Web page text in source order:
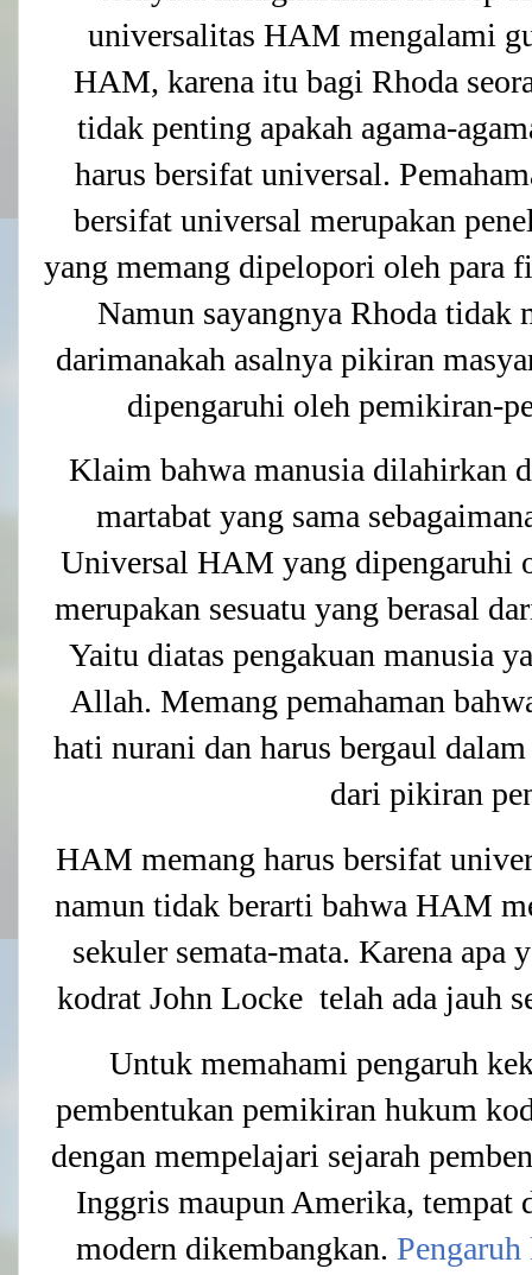
universalitas HAM mengalami
HAM, karena itu bagi Rhoda
tidak penting apakah agama-
harus bersifat universal.
bersifat universal merupakan
yang memang dipelopori oleh para
Namun sayangnya Rhoda tidak
darimanakah asalnya pikiran
dipengaruhi oleh pemikiran-
Klaim bahwa manusia dilahirkan
martabat yang sama
Universal HAM yang dipengaruhi
merupakan sesuatu yang berasal
Yaitu diatas pengakuan manusia
Allah. Memang pemahaman
hati nurani dan harus bergaul
dari pikiran
HAM memang harus bersifat
namun tidak berarti bahwa HAM
sekuler semata-mata. Karena apa
kodrat John Locke telah ada jauh
Untuk memahami pengaruh
pembentukan pemikiran hukum
dengan mempelajari sejarah
Inggris maupun Amerika,
modern dikembangkan.